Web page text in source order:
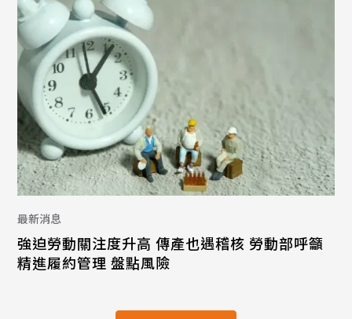
最新消息
強迫勞動關注度升高 傳產也遇稽核 勞動部呼籲
精進履約管理 盤點風險